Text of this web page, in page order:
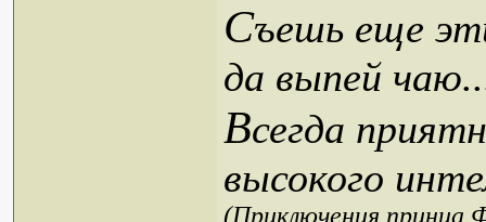
Съешь еще
да выпей
Всегда
высокого
(Приключения принца